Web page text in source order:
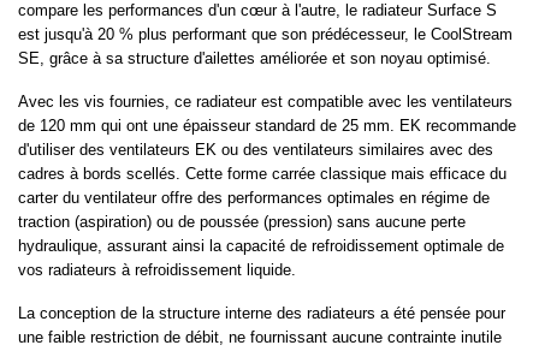
compare les performances d'un cœur à l'autre, le radiateur Surface S
est jusqu'à 20 % plus performant que son prédécesseur, le CoolStream
SE, grâce à sa structure d'ailettes améliorée et son noyau optimisé.
Avec les vis fournies, ce radiateur est compatible avec les ventilateurs
de 120 mm qui ont une épaisseur standard de 25 mm. EK recommande
d'utiliser des ventilateurs EK ou des ventilateurs similaires avec des
cadres à bords scellés. Cette forme carrée classique mais efficace du
carter du ventilateur offre des performances optimales en régime de
traction (aspiration) ou de poussée (pression) sans aucune perte
hydraulique, assurant ainsi la capacité de refroidissement optimale de
vos radiateurs à refroidissement liquide.
La conception de la structure interne des radiateurs a été pensée pour
une faible restriction de débit, ne fournissant aucune contrainte inutile